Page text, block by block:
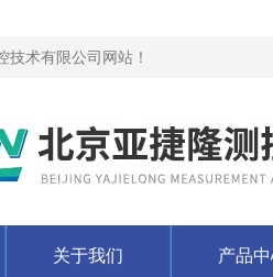
技术有限公司网站！
关于我们 产品